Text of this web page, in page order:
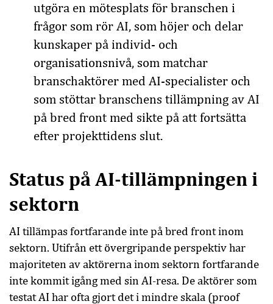
utgöra en mötesplats för branschen i
frågor som rör AI, som höjer och delar
kunskaper på individ- och
organisationsnivå, som matchar
branschaktörer med AI-specialister och
som stöttar branschens tillämpning av AI
på bred front med sikte på att fortsätta
efter projekttidens slut.
Status på AI-tillämpningen i
sektorn
AI tillämpas fortfarande inte på bred front inom
sektorn. Utifrån ett övergripande perspektiv har
majoriteten av aktörerna inom sektorn fortfarande
inte kommit igång med sin AI-resa. De aktörer som
testat AI har ofta gjort det i mindre skala (proof